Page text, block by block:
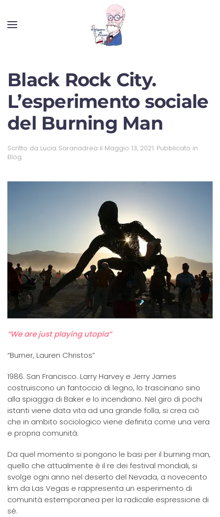
Black Rock City.
L’esperimento sociale
del Burning Man
Scritto da Lucia Saranadrea il Maggio 13, 2021. Pubblicato in
Blog.
“We are just playing utopia”
“Burner, Lauren Christos”
1986. San Francisco. Larry Harvey e Jerry James
costruiscono un fantoccio di legno, lo trascinano sino
alla spiaggia di Baker e lo incendiano. Nel giro di pochi
istanti viene data vita ad una grande folla, si crea ciò
che in ambito sociologico viene definita come una vera
e propria comunità.
Da quel momento si pongono le basi per il burning man,
quello che attualmente è il re dei festival mondiali, si
svolge ogni anno nel deserto del Nevada, a novecento
km da Las Vegas e rappresenta un esperimento di
comunità estemporanea per la radicale espressione di
sé.